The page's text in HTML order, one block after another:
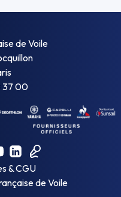
de Voile
37 00
& CGU
de Voile